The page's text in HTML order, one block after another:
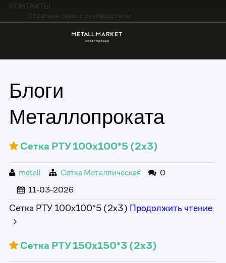
КОНТАКТЫ
Обратная связь с руководством
Блоги
Металлопроката
Сетка РТУ 100х100*5 (2х3)
metall Сетка Металлическая
0
11-03-2026
Сетка РТУ 100х100*5 (2х3) Продолжить чтение
Сетка РТУ 150х150*3 (2х3)